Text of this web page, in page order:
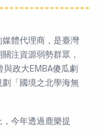
體代理商，是臺灣
注資源弱勢群眾，
政大EMBA傻瓜劇
「國境之北學海無
今年透過鹿樂提